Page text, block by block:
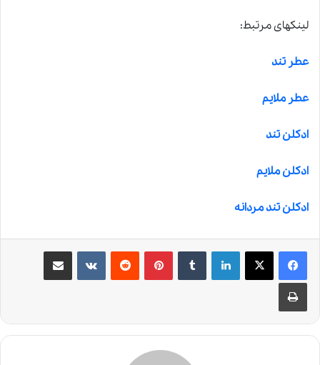
لینکهای مرتبط:
عطر تند
عطر ملایم
ادکلن تند
ادکلن ملایم
ادکلن تند مردانه
لینکدین ‫تامبلر ‫پین‌ترست‫رددیت ‫VKontakteاشتراک گذاری از طریق ایمیل
چاپ